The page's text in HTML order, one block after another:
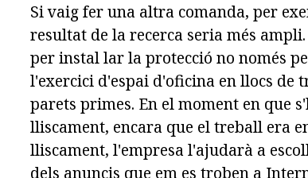
Si vaig fer una altra comanda, per
resultat de la recerca seria més
per instal lar la protecció no només
l'exercici d'espai d'oficina en llocs de
parets primes. En el moment en que
lliscament, encara que el treball era
lliscament, l'empresa l'ajudarà a
dels anuncis que em es troben a